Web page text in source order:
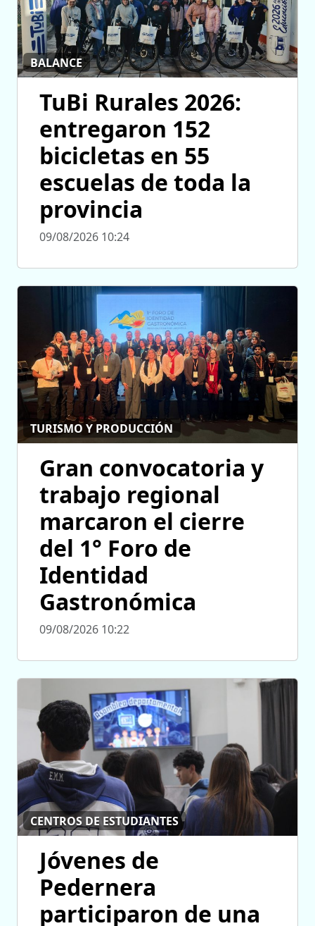
BALANCE
TuBi Rurales 2026:
entregaron 152
bicicletas en 55
escuelas de toda la
provincia
09/08/2026 10:24
TURISMO Y PRODUCCIÓN
Gran convocatoria y
trabajo regional
marcaron el cierre
del 1° Foro de
Identidad
Gastronómica
09/08/2026 10:22
CENTROS DE ESTUDIANTES
Jóvenes de
Pedernera
participaron de una